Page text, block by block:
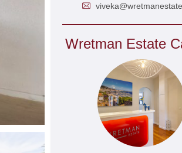
Wretman Estate